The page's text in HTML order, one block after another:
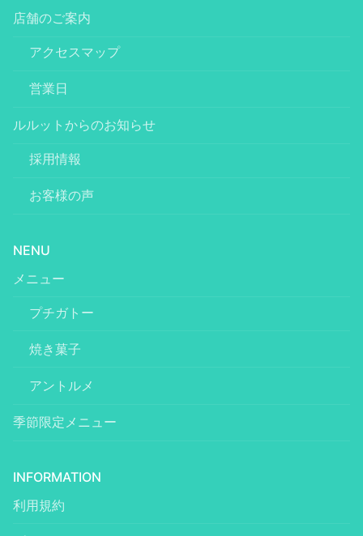
店舗のご案内
アクセスマップ
営業日
ルルットからのお知らせ
採用情報
お客様の声
NENU
メニュー
プチガトー
焼き菓子
アントルメ
季節限定メニュー
INFORMATION
利用規約